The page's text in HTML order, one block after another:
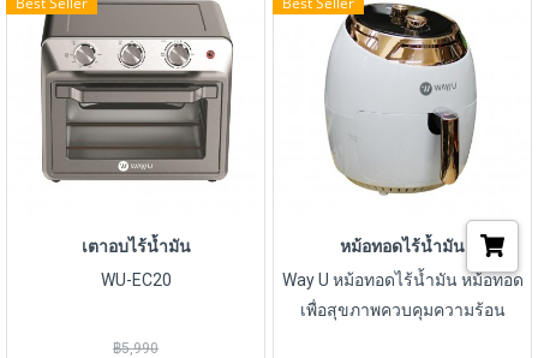
เตาอบไร้น้ำมัน
WU-EC20
฿5,990
หม้อทอดไร้น้ำมัน
Way U หม้อทอดไร้น้ำมัน หม้อทอด
เพื่อสุขภาพควบคุมความร้อน